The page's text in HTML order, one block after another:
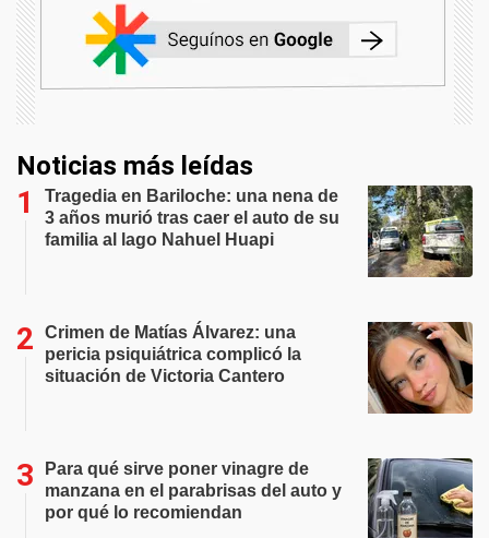
Noticias más leídas
Tragedia en Bariloche: una nena de
3 años murió tras caer el auto de su
familia al lago Nahuel Huapi
Crimen de Matías Álvarez: una
pericia psiquiátrica complicó la
situación de Victoria Cantero
Para qué sirve poner vinagre de
manzana en el parabrisas del auto y
por qué lo recomiendan